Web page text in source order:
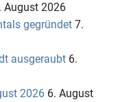
August 2026
gegründet 7.
ausgeraubt 6.
2026 6. August